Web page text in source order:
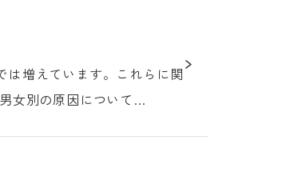
は増えています。これらに関